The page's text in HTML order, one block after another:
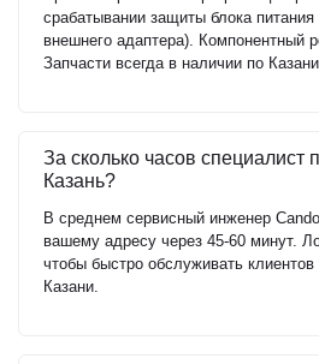
срабатывании защиты блока питания
внешнего адаптера). Компонентный
Запчасти всегда в наличии по Казани.
За сколько часов специалист
Казань?
В среднем сервисный инженер
вашему адресу через 45-60 минут.
чтобы быстро обслуживать клиентов
Казани.